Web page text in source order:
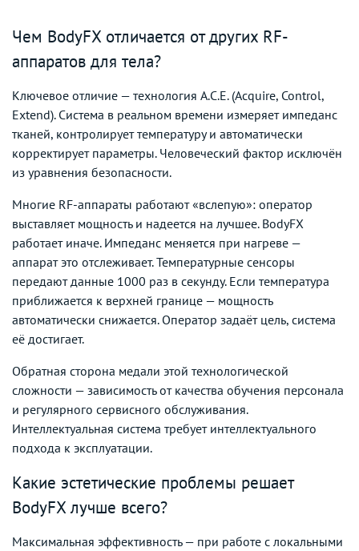
Чем BodyFX отличается от других RF-
аппаратов для тела?
Ключевое отличие — технология A.C.E. (Acquire, Control,
Extend). Система в реальном времени измеряет импеданс
тканей, контролирует температуру и автоматически
корректирует параметры. Человеческий фактор исключён
из уравнения безопасности.
Многие RF-аппараты работают «вслепую»: оператор
выставляет мощность и надеется на лучшее. BodyFX
работает иначе. Импеданс меняется при нагреве —
аппарат это отслеживает. Температурные сенсоры
передают данные 1000 раз в секунду. Если температура
приближается к верхней границе — мощность
автоматически снижается. Оператор задаёт цель, система
её достигает.
Обратная сторона медали этой технологической
сложности — зависимость от качества обучения персонала
и регулярного сервисного обслуживания.
Интеллектуальная система требует интеллектуального
подхода к эксплуатации.
Какие эстетические проблемы решает
BodyFX лучше всего?
Максимальная эффективность — при работе с локальными